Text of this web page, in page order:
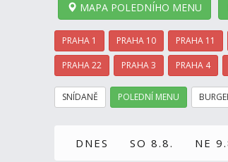
MAPA POLEDNÍHO MENU
PRAHA 1 PRAHA 10 PRAHA 11
PRAHA 22 PRAHA 3 PRAHA 4
SNÍDANĚ POLEDNÍ MENU
DNES SO 8.8. NE